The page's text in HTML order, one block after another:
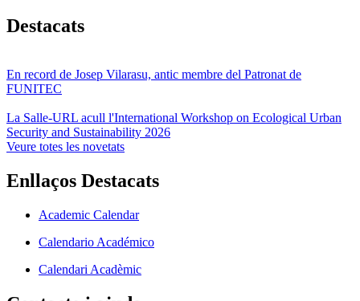
Destacats
En record de Josep Vilarasu, antic membre del Patronat de
FUNITEC
La Salle-URL acull l'International Workshop on Ecological Urban
Security and Sustainability 2026
Veure totes les novetats
Enllaços Destacats
Academic Calendar
Calendario Académico
Calendari Acadèmic